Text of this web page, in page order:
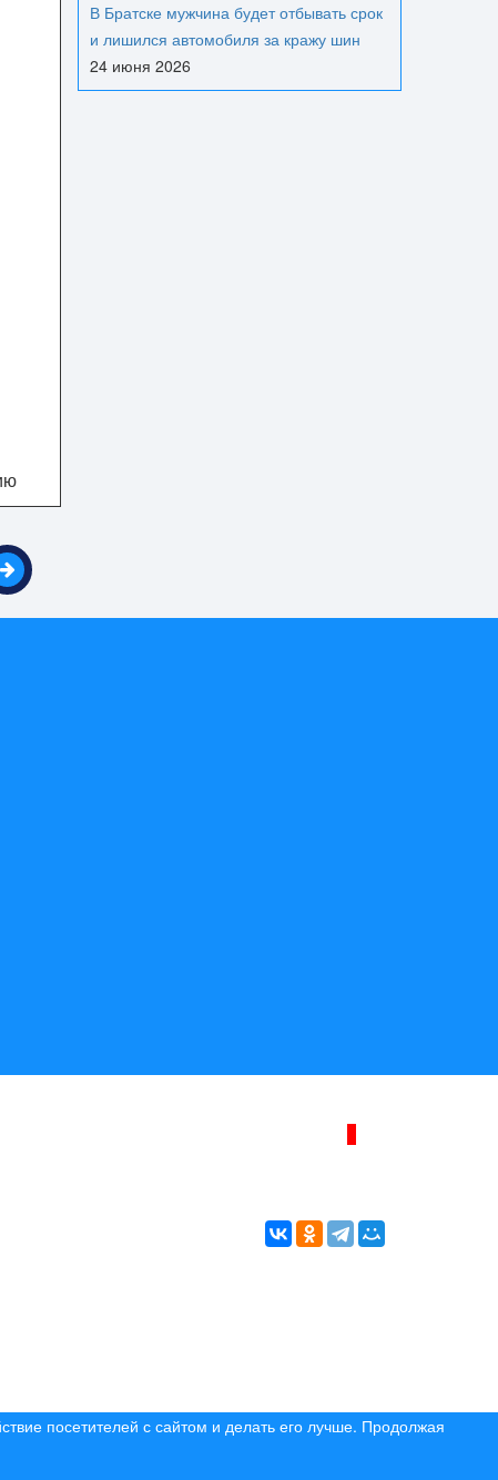
В Братске мужчина будет отбывать срок
и лишился автомобиля за кражу шин
24 июня 2026
посетителей с сайтом и делать его лучше. Продолжая